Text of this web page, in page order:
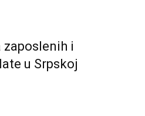
zaposlenih i
u Srpskoj